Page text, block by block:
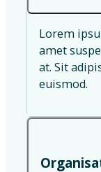
Lorem
amet
at. Sit
euismod.